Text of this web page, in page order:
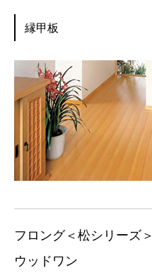
縁甲板
フロング＜松シリーズ＞
ウッドワン